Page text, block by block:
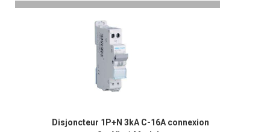
Disjoncteur 1P+N 3kA C-16A connexion